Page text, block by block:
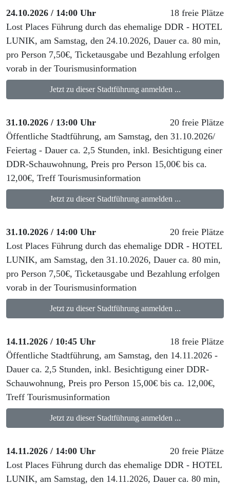
24.10.2026 / 14:00 Uhr
18 freie Plätze
Lost Places Führung durch das ehemalige DDR - HOTEL
LUNIK, am Samstag, den 24.10.2026, Dauer ca. 80 min,
pro Person 7,50€, Ticketausgabe und Bezahlung erfolgen
vorab in der Tourismusinformation
Jetzt zu dieser Stadtführung anmelden ...
31.10.2026 / 13:00 Uhr
20 freie Plätze
Öffentliche Stadtführung, am Samstag, den 31.10.2026/
Feiertag - Dauer ca. 2,5 Stunden, inkl. Besichtigung einer
DDR-Schauwohnung, Preis pro Person 15,00€ bis ca.
12,00€, Treff Tourismusinformation
Jetzt zu dieser Stadtführung anmelden ...
31.10.2026 / 14:00 Uhr
20 freie Plätze
Lost Places Führung durch das ehemalige DDR - HOTEL
LUNIK, am Samstag, den 31.10.2026, Dauer ca. 80 min,
pro Person 7,50€, Ticketausgabe und Bezahlung erfolgen
vorab in der Tourismusinformation
Jetzt zu dieser Stadtführung anmelden ...
14.11.2026 / 10:45 Uhr
18 freie Plätze
Öffentliche Stadtführung, am Samstag, den 14.11.2026 -
Dauer ca. 2,5 Stunden, inkl. Besichtigung einer DDR-
Schauwohnung, Preis pro Person 15,00€ bis ca. 12,00€,
Treff Tourismusinformation
Jetzt zu dieser Stadtführung anmelden ...
14.11.2026 / 14:00 Uhr
20 freie Plätze
Lost Places Führung durch das ehemalige DDR - HOTEL
LUNIK, am Samstag, den 14.11.2026, Dauer ca. 80 min,